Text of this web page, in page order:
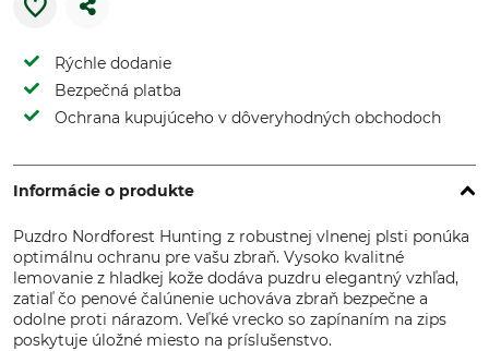
Rýchle dodanie
Bezpečná platba
Ochrana kupujúceho v dôveryhodných obchodoch
Informácie o produkte
Puzdro Nordforest Hunting z robustnej vlnenej plsti ponúka
optimálnu ochranu pre vašu zbraň. Vysoko kvalitné
lemovanie z hladkej kože dodáva puzdru elegantný vzhľad,
zatiaľ čo penové čalúnenie uchováva zbraň bezpečne a
odolne proti nárazom. Veľké vrecko so zapínaním na zips
poskytuje úložné miesto na príslušenstvo.